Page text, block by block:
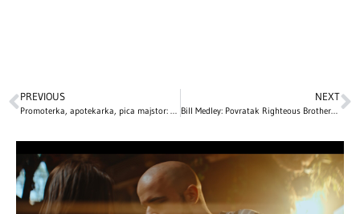
PREVIOUS NEXT
Bill Medley: Povratak Righteous Brothers i Posljednje Riječi Elvis Presleya